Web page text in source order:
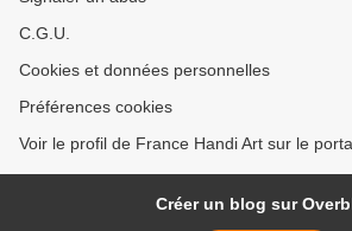
C.G.U.
Cookies et données personnelles
Préférences cookies
Voir le profil de France Handi Art sur le
Créer un blog sur